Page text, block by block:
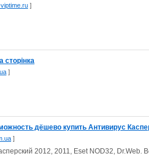
]
сторінка
]
дёшево купить Антивирус
]
2012, 2011, Eset NOD32, Dr.Web.